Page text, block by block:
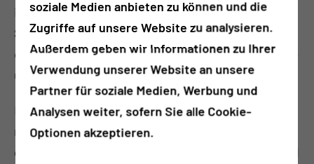
informieren. Der Geschäftsbereich Lehre und die
Studierendenverwaltung werden moderne
curriculare Planungsprinzipien und innovative Lehr-
und Lernformate vorstellen.
Der Studiengang selbst setzt neue Akzente in der
medizinischen Ausbildung. Dabei werden
grundlagenmedizinische, klinisch-theoretische und
soziale Medien anbieten zu können und die
Zugriffe auf unsere Website zu analysieren.
Außerdem geben wir Informationen zu Ihrer
Verwendung unserer Website an unsere
Partner für soziale Medien, Werbung und
Analysen weiter, sofern Sie alle Cookie-
Optionen akzeptieren.